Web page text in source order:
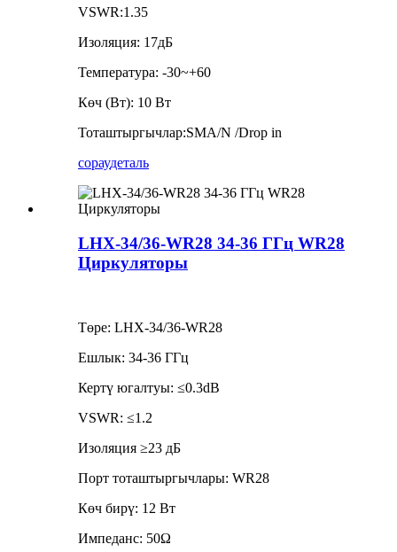
VSWR:1.35
Изоляция: 17дБ
Температура: -30~+60
Көч (Вт): 10 Вт
Тоташтыргычлар:SMA/N /Drop in
сораудеталь
LHX-34/36-WR28 34-36 ГГц WR28
Циркуляторы
Төре: LHX-34/36-WR28
Ешлык: 34-36 ГГц
Кертү югалтуы: ≤0.3dB
VSWR: ≤1.2
Изоляция ≥23 дБ
Порт тоташтыргычлары: WR28
Көч бирү: 12 Вт
Импеданс: 50Ω